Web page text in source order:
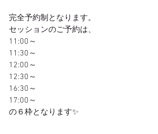
完全予約制となります。
セッションのご予約は、
11:00～
11:30～
12:00～
12:30～
16:30～
17:00～
の６枠となります✨